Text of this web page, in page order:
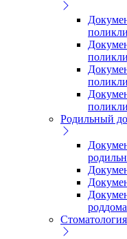
Родильный
роддома
Стоматология